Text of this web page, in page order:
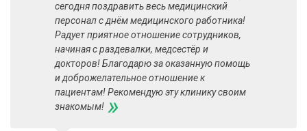
сегодня поздравить весь медицинский
персонал с днём медицинского работника!
Радует приятное отношение сотрудников,
начиная с раздевалки, медсестёр и
докторов! Благодарю за оказанную помощь
и доброжелательное отношение к
пациентам! Рекомендую эту клинику своим
знакомым! »